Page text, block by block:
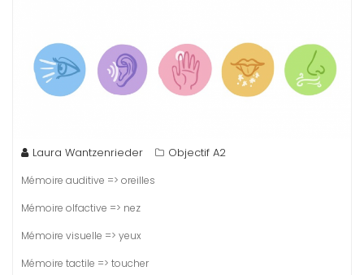
Laura Wantzenrieder Objectif A2
Mémoire auditive => oreilles
Mémoire olfactive => nez
Mémoire visuelle => yeux
Mémoire tactile => toucher